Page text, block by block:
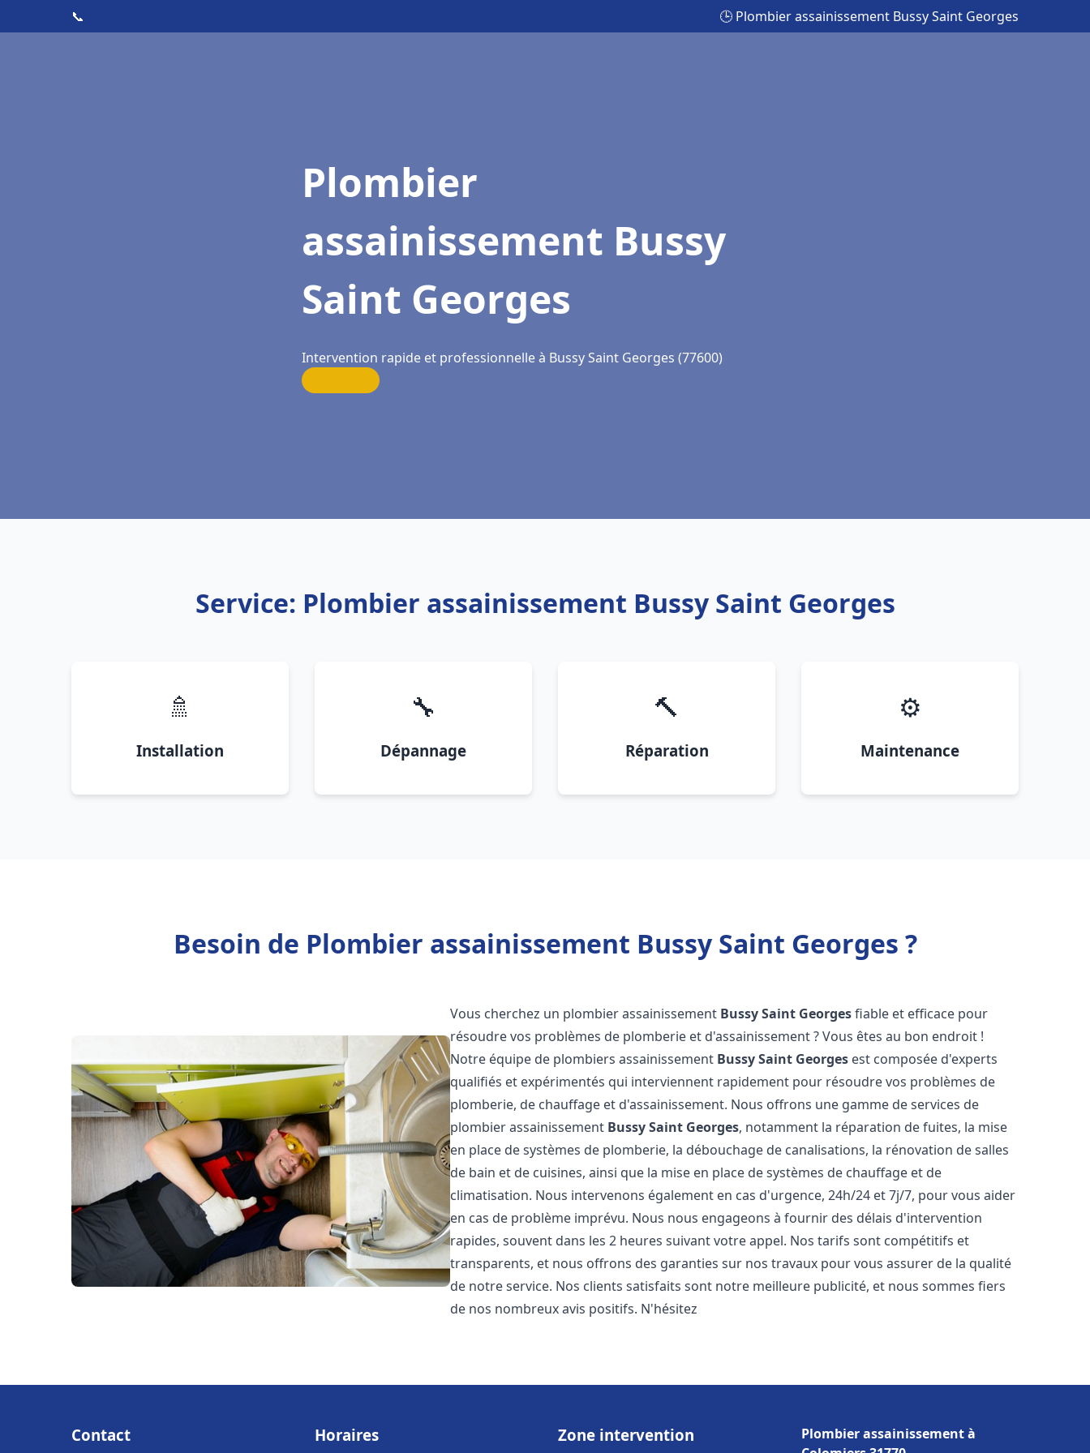
📞 🕒 Plombier assainissement Bussy Saint Georges
Plombier
assainissement Bussy
Saint Georges
Intervention rapide et professionnelle à Bussy Saint Georges (77600)
Service: Plombier assainissement Bussy Saint Georges
🚿
Installation
🔧
Dépannage
🔨
Réparation
⚙️
Maintenance
Besoin de Plombier assainissement Bussy Saint Georges ?
Vous cherchez un plombier assainissement Bussy Saint Georgesfiable et efficace pour
résoudre vos problèmes de plomberie et d'assainissement ? Vous êtes au bon endroit !
Notre équipe de plombiers assainissement Bussy Saint Georges est composée d'experts
qualifiés et expérimentés qui interviennent rapidement pour résoudre vos problèmes de
plomberie, de chauffage et d'assainissement. Nous offrons une gamme de services de
plombier assainissement Bussy Saint Georges, notamment la réparation de fuites, la mise
en place de systèmes de plomberie, la débouchage de canalisations, la rénovation de salles
de bain et de cuisines, ainsi que la mise en place de systèmes de chauffage et de
climatisation. Nous intervenons également en cas d'urgence, 24h/24 et 7j/7, pour vous aider
en cas de problème imprévu. Nous nous engageons à fournir des délais d'intervention
rapides, souvent dans les 2 heures suivant votre appel. Nos tarifs sont compétitifs et
transparents, et nous offrons des garanties sur nos travaux pour vous assurer de la qualité
de notre service. Nos clients satisfaits sont notre meilleure publicité, et nous sommes fiers
de nos nombreux avis positifs. N'hésitez
Contact Horaires Zone intervention
Plombier assainissement à